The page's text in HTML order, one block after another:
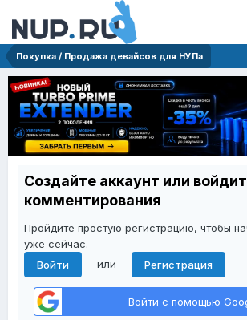
Покупка / Продажа девайсов для НУПа
Создайте аккаунт или
комментирования
Пройдите простую регистрацию, чтобы
уже сейчас.
Войти
или Регистрация
Войти с помощью